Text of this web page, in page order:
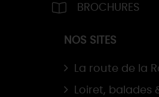
BROCHURES
NOS SITES
La route de la
Loiret, balades